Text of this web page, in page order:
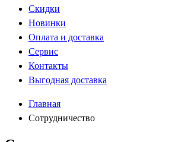
Скидки
Новинки
Оплата и доставка
Сервис
Контакты
Выгодная доставка
Главная
Сотрудничество